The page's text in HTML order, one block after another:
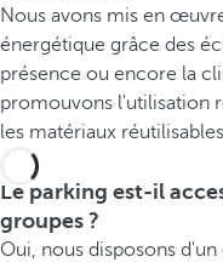
Nous avons mis en
énergétique grâce des
présence ou encore la
promouvons l'utilisation
les matériaux
Le parking est-il
groupes ?
Oui, nous disposons